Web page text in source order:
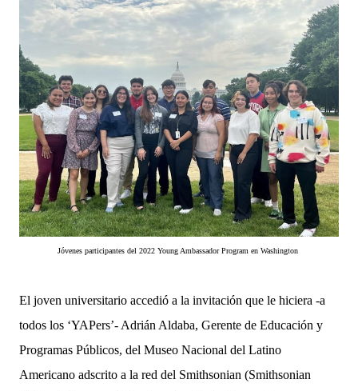
Jóvenes participantes del 2022 Young Ambassador Program en Washington
El joven universitario accedió a la invitación que le hiciera -a
todos los ‘YAPers’- Adrián Aldaba, Gerente de Educación y
Programas Públicos, del Museo Nacional del Latino
Americano adscrito a la red del Smithsonian (Smithsonian